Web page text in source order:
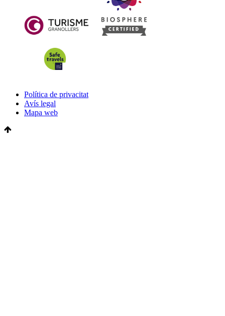
Política de privacitat
Avís legal
Mapa web